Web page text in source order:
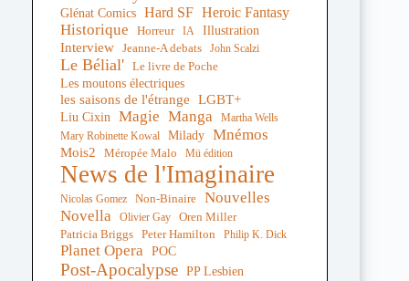
Glénat Comics Hard SF Heroic Fantasy
Historique Horreur IA Illustration
Interview Jeanne-A debats John Scalzi
Le Bélial' Le livre de Poche
Les moutons électriques
les saisons de l'étrange LGBT+
Liu Cixin Magie Manga
Martha Wells
Mary Robinette Kowal
Milady Mnémos
Mois2 Méropée Malo Mü édition
News de l'Imaginaire
Nicolas Gomez Non-Binaire Nouvelles
Novella
Olivier Gay Oren Miller
Patricia Briggs Peter Hamilton Philip K. Dick
Planet Opera POC
Post-Apocalypse PP Lesbien